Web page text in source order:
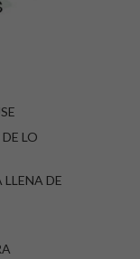
LO
DE